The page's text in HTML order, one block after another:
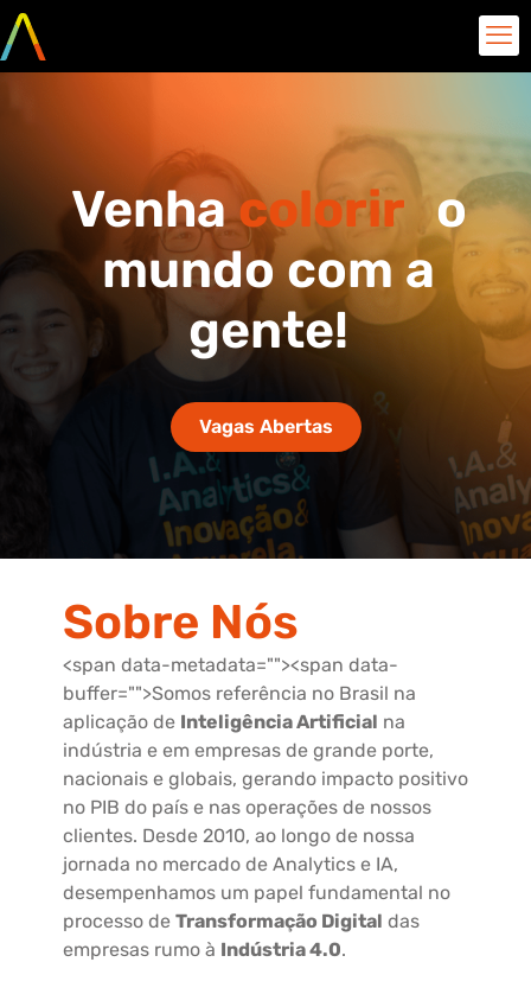
Venhacolorir o
mundo com a
gente!
Vagas Abertas
Sobre Nós
<span data-metadata=""><span data-
buffer="">Somos referência no Brasil na
aplicação de Inteligência Artificial na
indústria e em empresas de grande porte,
nacionais e globais, gerando impacto positivo
no PIB do país e nas operações de nossos
clientes. Desde 2010, ao longo de nossa
jornada no mercado de Analytics e IA,
desempenhamos um papel fundamental no
processo de Transformação Digital das
empresas rumo à Indústria 4.0.